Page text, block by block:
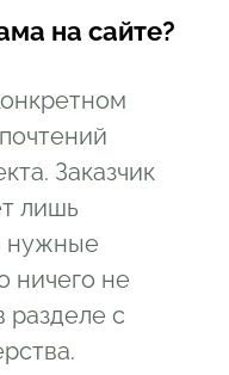
на сайте?
Заказчик
лишь
нужные
ничего не
разделе с